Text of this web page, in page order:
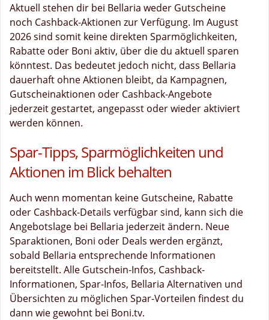
Aktuell stehen dir bei Bellaria weder Gutscheine
noch Cashback-Aktionen zur Verfügung. Im August
2026 sind somit keine direkten Sparmöglichkeiten,
Rabatte oder Boni aktiv, über die du aktuell sparen
könntest. Das bedeutet jedoch nicht, dass Bellaria
dauerhaft ohne Aktionen bleibt, da Kampagnen,
Gutscheinaktionen oder Cashback-Angebote
jederzeit gestartet, angepasst oder wieder aktiviert
werden können.
Spar-Tipps, Sparmöglichkeiten und
Aktionen im Blick behalten
Auch wenn momentan keine Gutscheine, Rabatte
oder Cashback-Details verfügbar sind, kann sich die
Angebotslage bei Bellaria jederzeit ändern. Neue
Sparaktionen, Boni oder Deals werden ergänzt,
sobald Bellaria entsprechende Informationen
bereitstellt. Alle Gutschein-Infos, Cashback-
Informationen, Spar-Infos, Bellaria Alternativen und
Übersichten zu möglichen Spar-Vorteilen findest du
dann wie gewohnt bei Boni.tv.